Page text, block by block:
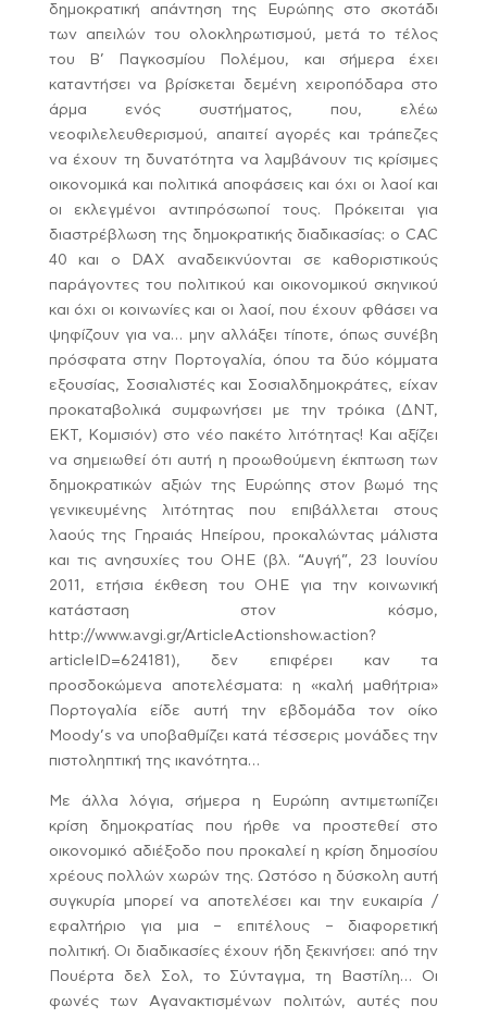
δημοκρατική απάντηση της Ευρώπης στο σκοτάδι
των απειλών του ολοκληρωτισμού, μετά το τέλος
του Β’ Παγκοσμίου Πολέμου, και σήμερα έχει
καταντήσει να βρίσκεται δεμένη χειροπόδαρα στο
άρμα ενός συστήματος, που, ελέω
νεοφιλελευθερισμού, απαιτεί αγορές και τράπεζες
να έχουν τη δυνατότητα να λαμβάνουν τις κρίσιμες
οικονομικά και πολιτικά αποφάσεις και όχι οι λαοί και
οι εκλεγμένοι αντιπρόσωποί τους. Πρόκειται για
διαστρέβλωση της δημοκρατικής διαδικασίας: ο CAC
40 και ο DAX αναδεικνύονται σε καθοριστικούς
παράγοντες του πολιτικού και οικονομικού σκηνικού
και όχι οι κοινωνίες και οι λαοί, που έχουν φθάσει να
ψηφίζουν για να… μην αλλάξει τίποτε, όπως συνέβη
πρόσφατα στην Πορτογαλία, όπου τα δύο κόμματα
εξουσίας, Σοσιαλιστές και Σοσιαλδημοκράτες, είχαν
προκαταβολικά συμφωνήσει με την τρόικα (ΔΝΤ,
ΕΚΤ, Κομισιόν) στο νέο πακέτο λιτότητας! Και αξίζει
να σημειωθεί ότι αυτή η προωθούμενη έκπτωση των
δημοκρατικών αξιών της Ευρώπης στον βωμό της
γενικευμένης λιτότητας που επιβάλλεται στους
λαούς της Γηραιάς Ηπείρου, προκαλώντας μάλιστα
και τις ανησυχίες του ΟΗΕ (βλ. “Αυγή”, 23 Ιουνίου
2011, ετήσια έκθεση του ΟΗΕ για την κοινωνική
κατάσταση στον κόσμο,
http://www.avgi.gr/ArticleActionshow.action?
articleID=624181), δεν επιφέρει καν τα
προσδοκώμενα αποτελέσματα: η «καλή μαθήτρια»
Πορτογαλία είδε αυτή την εβδομάδα τον οίκο
Moody’s να υποβαθμίζει κατά τέσσερις μονάδες την
πιστοληπτική της ικανότητα…
Με άλλα λόγια, σήμερα η Ευρώπη αντιμετωπίζει
κρίση δημοκρατίας που ήρθε να προστεθεί στο
οικονομικό αδιέξοδο που προκαλεί η κρίση δημοσίου
χρέους πολλών χωρών της. Ωστόσο η δύσκολη αυτή
συγκυρία μπορεί να αποτελέσει και την ευκαιρία /
εφαλτήριο για μια – επιτέλους – διαφορετική
πολιτική. Οι διαδικασίες έχουν ήδη ξεκινήσει: από την
Πουέρτα δελ Σολ, το Σύνταγμα, τη Βαστίλη… Οι
φωνές των Αγανακτισμένων πολιτών, αυτές που